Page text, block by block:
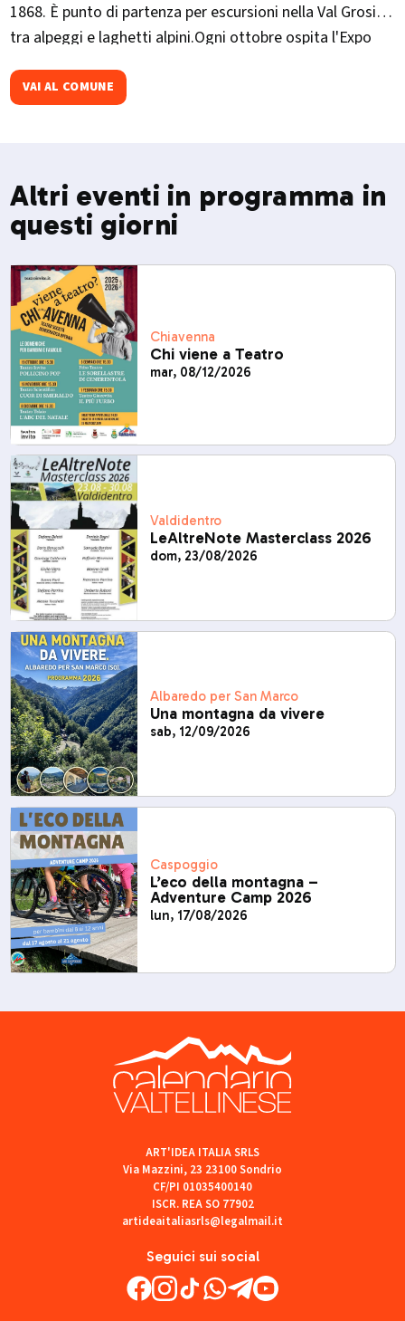
1868. È punto di partenza per escursioni nella Val Grosina,
tra alpeggi e laghetti alpini.Ogni ottobre ospita l'Expo
tradizione.
VAI AL COMUNE
Altri eventi in programma in
questi giorni
Chiavenna
Chi viene a Teatro
mar, 08/12/2026
Valdidentro
LeAltreNote Masterclass 2026
dom, 23/08/2026
Albaredo per San Marco
Una montagna da vivere
sab, 12/09/2026
Caspoggio
L’eco della montagna –
Adventure Camp 2026
lun, 17/08/2026
Seguici sui social
ART'IDEA ITALIA SRLS
Via Mazzini, 23 23100 Sondrio
CF/PI 01035400140
ISCR. REA SO 77902
artideaitaliasrls@legalmail.it